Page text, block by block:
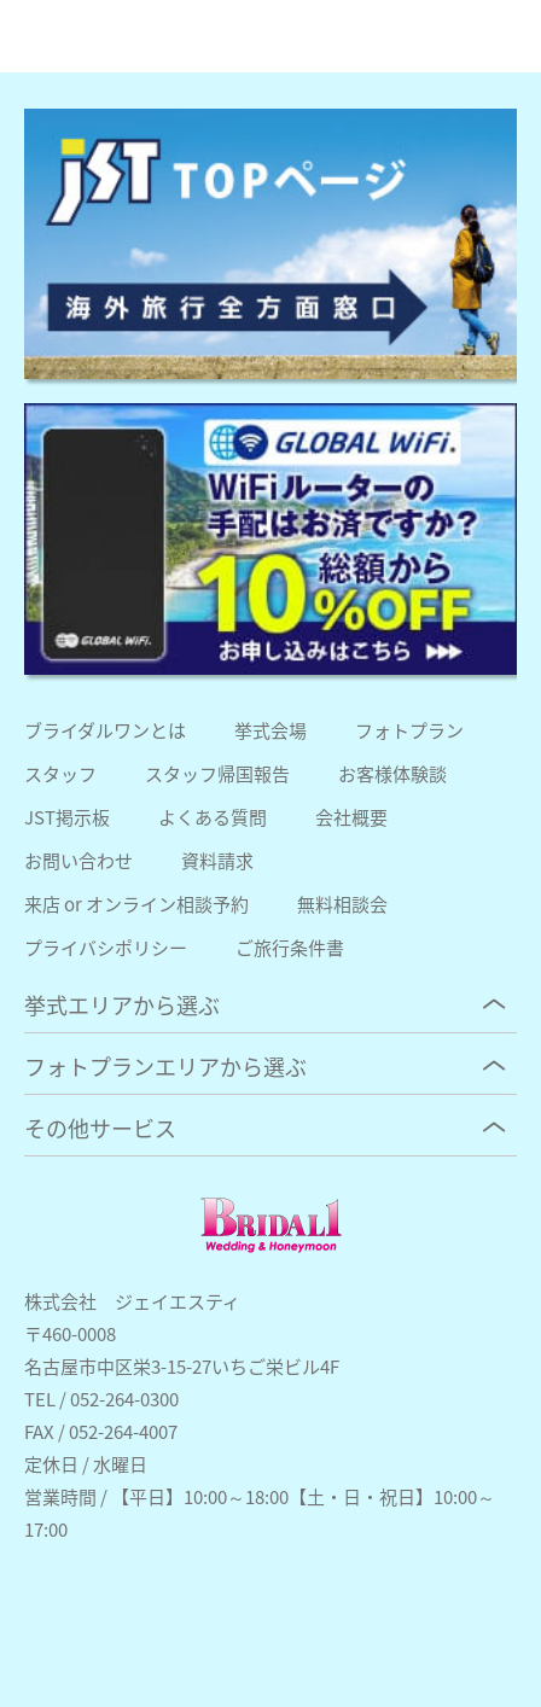
株式会社 ジェイエスティ
〒460-0008
名古屋市中区栄3-15-27いちご栄ビル4F
TEL / 052-264-0300
FAX / 052-264-4007
定休日 / 水曜日
営業時間 / 【平日】10:00～18:00【土・日・祝日】10:00～
17:00
ブライダルワンとは 挙式会場
フォトプラン
スタッフ
スタッフ帰国報告
お客様体験談
JST掲示板
よくある質問
会社概要
お問い合わせ
資料請求
来店 or オンライン相談予約
無料相談会
プライバシポリシー
ご旅行条件書
挙式エリアから選ぶ
フォトプランエリアから選ぶ
その他サービス